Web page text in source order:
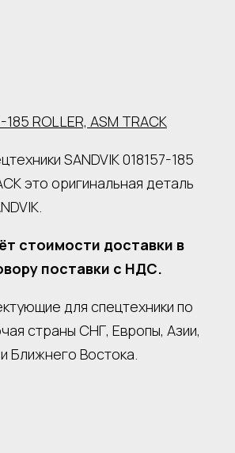
SANDVIK 018157-185
это оригинальная деталь
стоимости доставки в
поставки с НДС.
для спецтехники по
страны СНГ, Европы, Азии,
Ближнего Востока.